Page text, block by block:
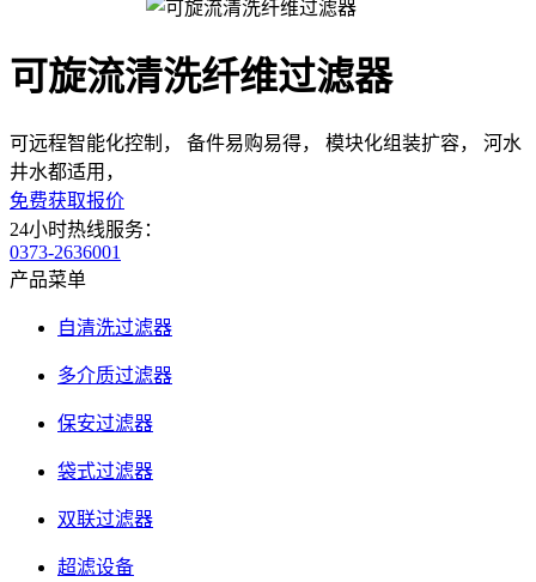
可旋流清洗纤维过滤器
可远程智能化控制， 备件易购易得， 模块化组装扩容， 河水
井水都适用，
免费获取报价
24小时热线服务：
0373-2636001
产品菜单
自清洗过滤器
多介质过滤器
保安过滤器
袋式过滤器
双联过滤器
超滤设备